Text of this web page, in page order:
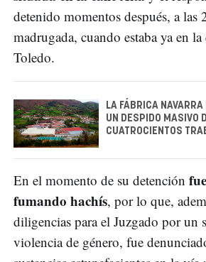
detenido momentos después, a las
madrugada, cuando estaba ya en
Toledo.
LA FÁBRICA NAVARRA
UN DESPIDO MASIVO
CUATROCIENTOS
En el momento de su detención
fumando hachís, por lo que,
diligencias para el Juzgado por un
violencia de género, fue